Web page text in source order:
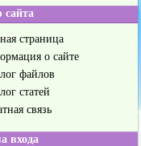
страница
о сайте
файлов
статей
связь
входа